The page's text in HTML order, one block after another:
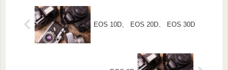
EOS 10D、 EOS 20D、 EOS 30D